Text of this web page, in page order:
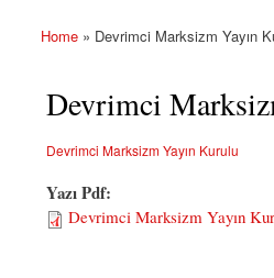
You are here
Home » Devrimci Marksizm Yayın
Devrimci
Devrimci Marksizm Yayın Kurulu
Yazı Pdf:
Devrimci Marksizm Yayın